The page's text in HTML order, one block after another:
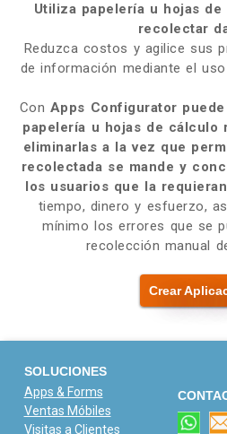
Utiliza papelería u hojas
recolectar
Reduzca costos y agilice sus
de información mediante el
Con Apps Configurator
papelería u hojas de cálculo
eliminarlas a la vez que
recolectada se mande y
los usuarios que la
tiempo, dinero y esfuerzo,
mínimo los errores que se
recolección manual
Crear
SOLUCIONES
Apps & Forms
Ventas Móbiles
Visitas a Clientes